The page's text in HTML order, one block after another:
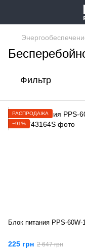
Фильтр
РАСПРОДАЖА
−91%
Блок питания PPS-60W-
225 грн 2 647 грн